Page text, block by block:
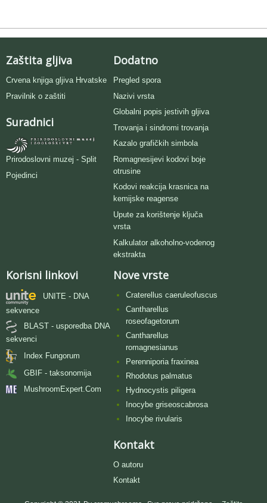
Zaštita gljiva
Crvena knjiga gljiva Hrvatske
Pravilnik o zaštiti
Suradnici
Prirodoslovni muzej - Split
Pojedinci
Dodatno
Pregled spora
Nazivi vrsta
Globalni popis jestivih gljiva
Trovanja i sindromi trovanja
Kazalo grafičkih simbola
Romagnesijevi kodovi boje
otrusine
Kodovi reakcija krasnica na
kemijske reagense
Upute za korištenje ključa
vrsta
Kalkulator alkoholno-vodenog
ekstrakta
Korisni linkovi
UNITE - DNA
sekvence
BLAST - usporedba DNA
sekvenci
Index Fungorum
GBIF - taksonomija
MushroomExpert.Com
Nove vrste
Craterellus caeruleofuscus
Cantharellus
roseofagetorum
Cantharellus
romagnesianus
Perenniporia fraxinea
Rhodotus palmatus
Hydnocystis piligera
Inocybe griseoscabrosa
Inocybe rivularis
Kontakt
O autoru
Kontakt